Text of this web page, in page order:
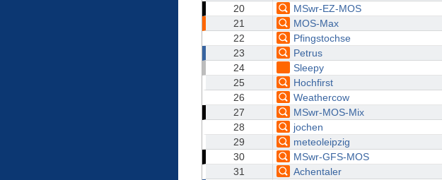
20
MSwr-EZ-MOS
21
MOS-Max
22
Pfingstochse
23
Petrus
24
Sleepy
25
Hochfirst
26
Weathercow
27
MSwr-MOS-Mix
28
jochen
29
meteoleipzig
30
MSwr-GFS-MOS
31
Achentaler